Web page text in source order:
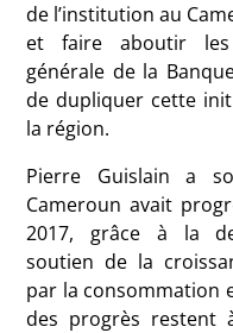
de l’institution au
et faire aboutir les
générale de la
de dupliquer cette
la région.
Pierre Guislain a
Cameroun avait
2017, grâce à la
soutien de la
par la consommation
des progrès restent